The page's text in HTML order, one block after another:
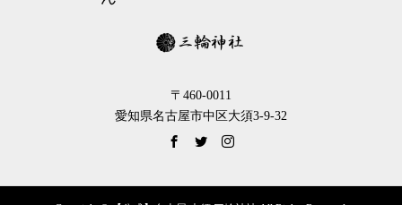
〒460-0011
愛知県名古屋市中区大須3-9-32